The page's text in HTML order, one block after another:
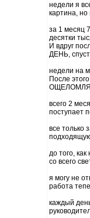
недели я
картина, но
за 1 месяц
десятки
И вдруг
ДЕНЬ,
недели на
После
всего 2
поступает
все только
до того,
со всего
я могу не
работа
каждый